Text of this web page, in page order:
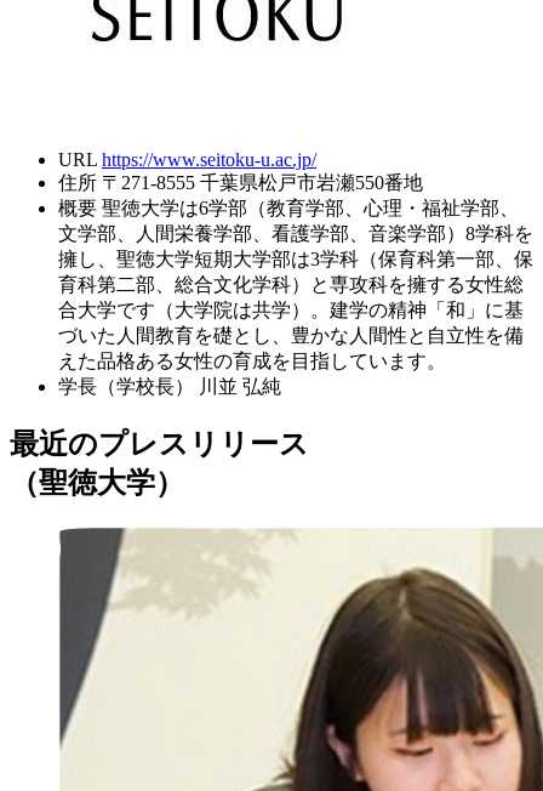
URL https://www.seitoku-u.ac.jp/
住所 〒271-8555 千葉県松戸市岩瀬550番地
概要 聖徳大学は6学部（教育学部、心理・福祉学部、
文学部、人間栄養学部、看護学部、音楽学部）8学科を
擁し、聖徳大学短期大学部は3学科（保育科第一部、保
育科第二部、総合文化学科）と専攻科を擁する女性総
合大学です（大学院は共学）。建学の精神「和」に基
づいた人間教育を礎とし、豊かな人間性と自立性を備
えた品格ある女性の育成を目指しています。
学長（学校長）
川並 弘純
最近のプレスリリース
（聖徳大学）